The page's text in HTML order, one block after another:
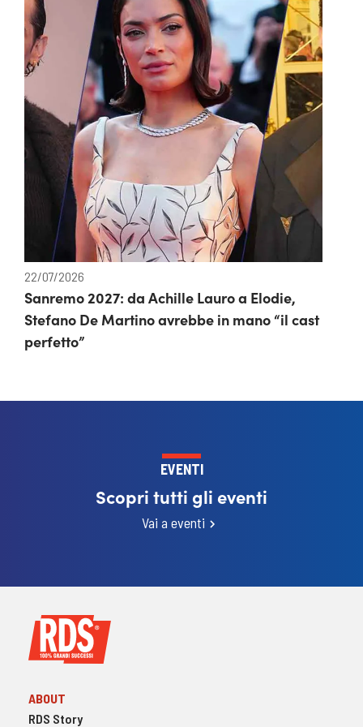
22/07/2026
Sanremo 2027: da Achille Lauro a Elodie,
Stefano De Martino avrebbe in mano “il cast
perfetto”
EVENTI
Scopri tutti gli eventi
Vai a eventi
ABOUT
RDS Story